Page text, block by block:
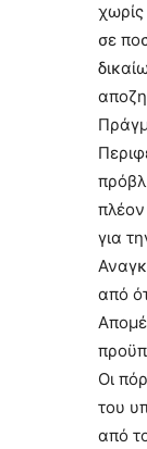
σε
για
από
Οι
του
από